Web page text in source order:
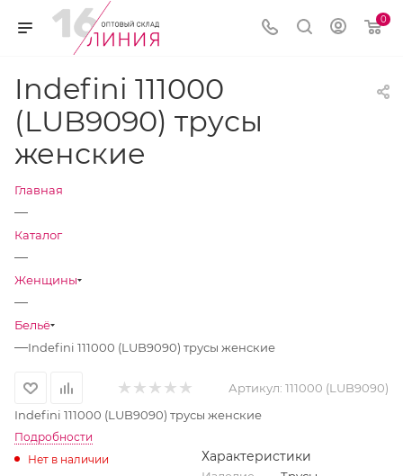
0
Indefini 111000
(LUB9090) трусы
женские
Главная
—
Каталог
—
Женщины
—
Бельё
—Indefini 111000 (LUB9090) трусы женские
Артикул: 111000 (LUB9090)
Indefini 111000 (LUB9090) трусы женские
Подробности
Нет в наличии
Характеристики